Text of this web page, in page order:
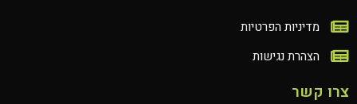
מדיניות הפרטיות
הצהרת נגישות
צרו קשר